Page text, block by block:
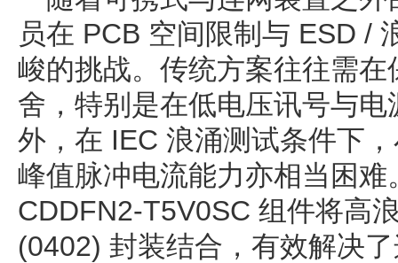
员在 PCB 空间限制与 ESD /
峻的挑战。传统方案往往需
舍，特别是在低电压讯号与
外，在 IEC 浪涌测试条件下
峰值脉冲电流能力亦相当困
CDDFN2-T5V0SC 组件将高
(0402) 封装结合，有效解决